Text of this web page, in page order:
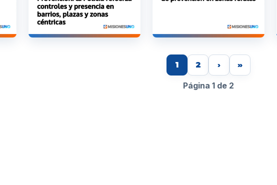
1 2 › »
Página 1 de 2